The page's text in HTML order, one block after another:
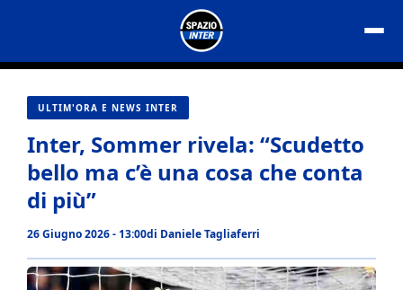
contenuto
ULTIM'ORA E NEWS INTER
Inter, Sommer rivela: “Scudetto
bello ma c’è una cosa che conta
di più”
26 Giugno 2026 - 13:00di Daniele Tagliaferri